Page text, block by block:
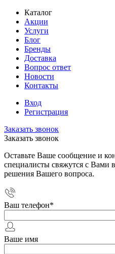
Каталог
Акции
Услуги
Блог
Бренды
Доставка
Вопрос ответ
Новости
Контакты
Вход
Регистрация
Заказать звонок
Заказать звонок
Оставьте Ваше сообщение и
специалисты свяжутся с Вами
решения Вашего вопроса.
Ваш телефон*
Ваше имя